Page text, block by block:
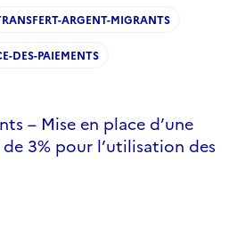
ARGENT-MIGRANTS
DES-PAIEMENTS
– Mise en place d’une
3% pour l’utilisation des